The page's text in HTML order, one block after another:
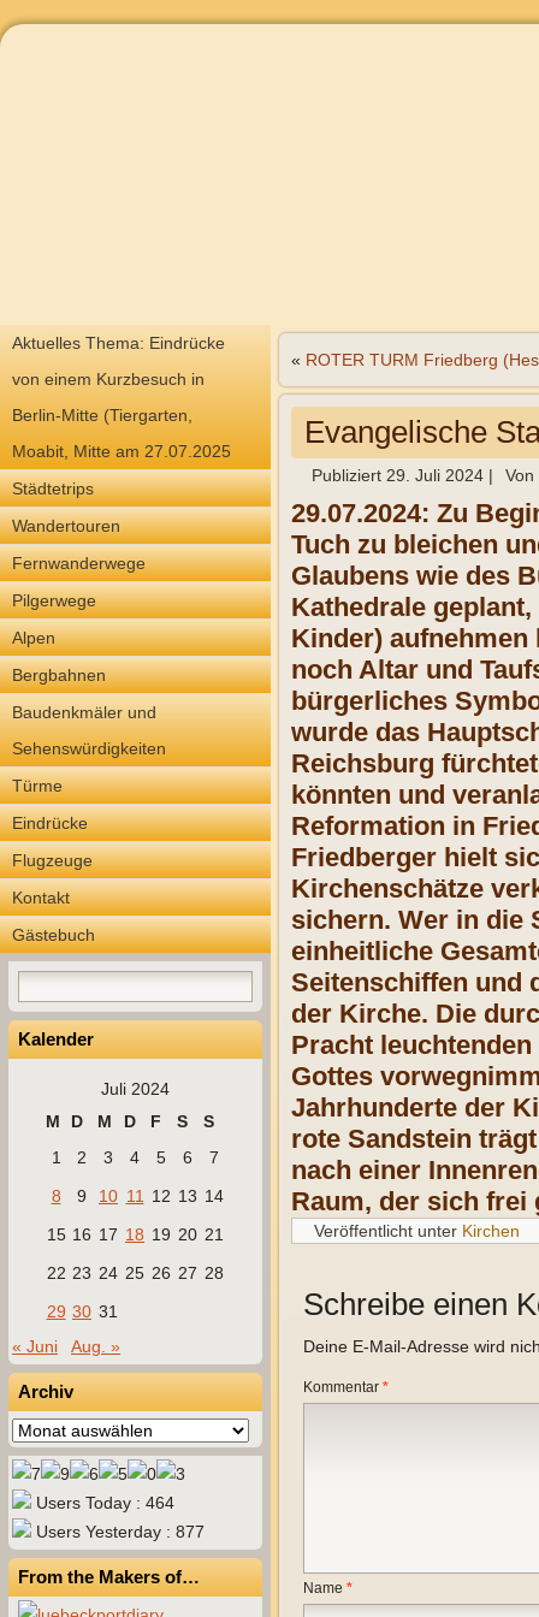
Aktuelles Thema: Eindrücke
von einem Kurzbesuch in
Berlin-Mitte (Tiergarten,
Moabit, Mitte am 27.07.2025
Städtetrips
Wandertouren
Fernwanderwege
Pilgerwege
Alpen
Bergbahnen
Baudenkmäler und
Sehenswürdigkeiten
Türme
Eindrücke
Flugzeuge
Kontakt
Gästebuch
Kalender
Juli 2024
M
D M D F S
S
1
2 3 4 5 6
7
8
9 10 11 12 13 14
15 16 17 18 19 20 21
22 23 24 25 26 27 28
29 30 31
« Juni
Aug. »
Archiv
Archiv
Users Today : 464
Users Yesterday : 877
From the Makers of…
« ROTER TURM Friedberg
Evangelische
Publiziert 29. Juli 2024 | Von
29.07.2024: Zu
Tuch zu bleichen
Glaubens wie des
Kathedrale
Kinder)
noch Altar und
bürgerliches
wurde das
Reichsburg
könnten und
Reformation in
Friedberger hielt
Kirchenschätze
sichern. Wer in die
einheitliche
Seitenschiffen und
der Kirche. Die
Pracht
Gottes
Jahrhunderte der
rote Sandstein
nach einer
Raum, der sich frei
Veröffentlicht unter Kirchen
Schreibe einen
Deine E-Mail-Adresse wird
Kommentar *
Name *